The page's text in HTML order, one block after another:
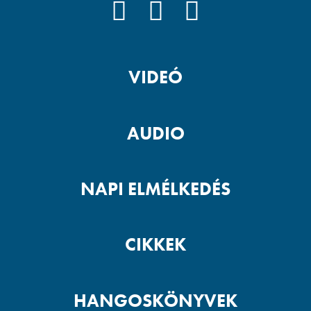
VIDEÓ
AUDIO
NAPI ELMÉLKEDÉS
CIKKEK
HANGOSKÖNYVEK